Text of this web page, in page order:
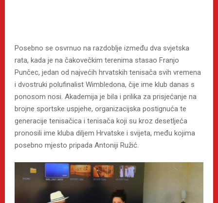
Posebno se osvrnuo na razdoblje između dva svjetska
rata, kada je na čakovečkim terenima stasao Franjo
Punčec, jedan od najvećih hrvatskih tenisača svih vremena
i dvostruki polufinalist Wimbledona, čije ime klub danas s
ponosom nosi. Akademija je bila i prilika za prisjećanje na
brojne sportske uspjehe, organizacijska postignuća te
generacije tenisačica i tenisača koji su kroz desetljeća
pronosili ime kluba diljem Hrvatske i svijeta, među kojima
posebno mjesto pripada Antoniji Ružić.